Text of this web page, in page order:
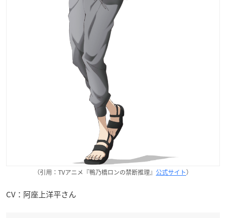
（引用：TVアニメ『鴨乃橋ロンの禁断推理』 公式サイト）
CV：阿座上洋平さん